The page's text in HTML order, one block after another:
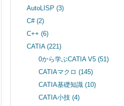
AutoLISP (3)
C# (2)
C++ (6)
CATIA (221)
0から学ぶCATIA V5(51)
CATIAマクロ(145)
CATIA基礎知識(10)
CATIA小技(4)